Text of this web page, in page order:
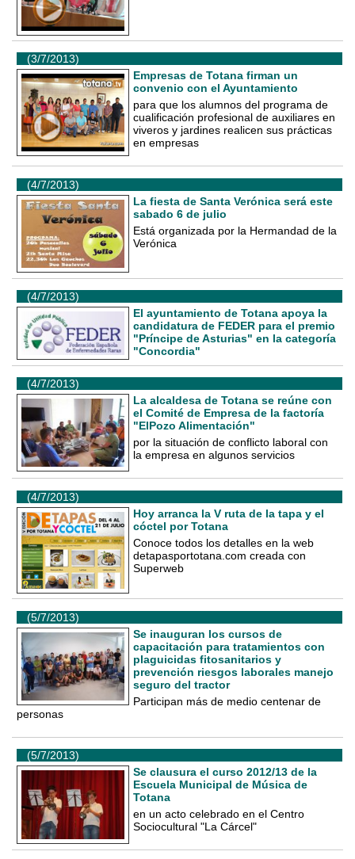
(3/7/2013)
Empresas de Totana firman un
convenio con el Ayuntamiento
para que los alumnos del programa de
cualificación profesional de auxiliares en
viveros y jardines realicen sus prácticas
en empresas
(4/7/2013)
La fiesta de Santa Verónica será este
sabado 6 de julio
Está organizada por la Hermandad de la
Verónica
(4/7/2013)
El ayuntamiento de Totana apoya la
candidatura de FEDER para el premio
"Príncipe de Asturias" en la categoría
"Concordia"
(4/7/2013)
La alcaldesa de Totana se reúne con
el Comité de Empresa de la factoría
"ElPozo Alimentación"
por la situación de conflicto laboral con
la empresa en algunos servicios
(4/7/2013)
Hoy arranca la V ruta de la tapa y el
cóctel por Totana
Conoce todos los detalles en la web
detapasportotana.com creada con
Superweb
(5/7/2013)
Se inauguran los cursos de
capacitación para tratamientos con
plaguicidas fitosanitarios y
prevención riesgos laborales manejo
seguro del tractor
Participan más de medio centenar de
personas
(5/7/2013)
Se clausura el curso 2012/13 de la
Escuela Municipal de Música de
Totana
en un acto celebrado en el Centro
Sociocultural "La Cárcel"